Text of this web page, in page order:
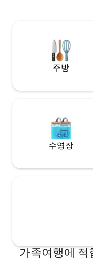
가능 빠른 WI-FI. 자전
다. 교통량이 적은 도로
기차역이 있습니다.
주방
수영장
가족여행에 적